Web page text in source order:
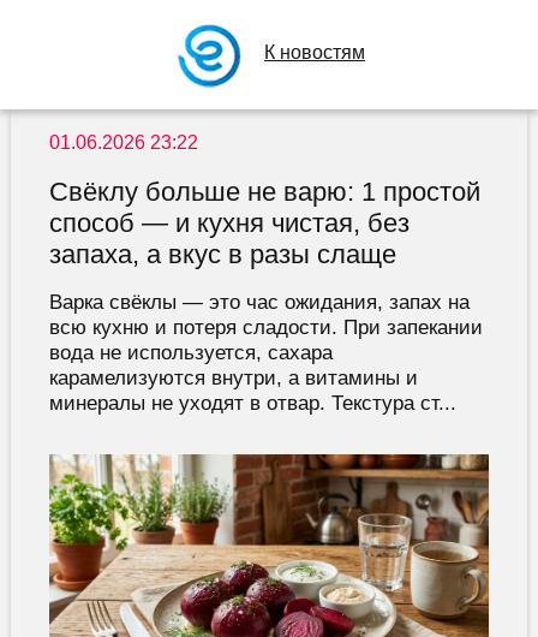
К новостям
01.06.2026 23:22
Свёклу больше не варю: 1 простой
способ — и кухня чистая, без
запаха, а вкус в разы слаще
Варка свёклы — это час ожидания, запах на
всю кухню и потеря сладости. При запекании
вода не используется, сахара
карамелизуются внутри, а витамины и
минералы не уходят в отвар. Текстура ст...